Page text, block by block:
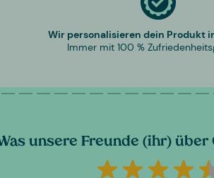
Wir personalisieren dein Produkt
Immer mit 100 %
unsere Freunde (ihr) über